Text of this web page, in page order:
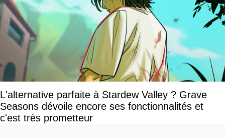
L'alternative parfaite à Stardew Valley ? Grave
Seasons dévoile encore ses fonctionnalités et
c'est très prometteur